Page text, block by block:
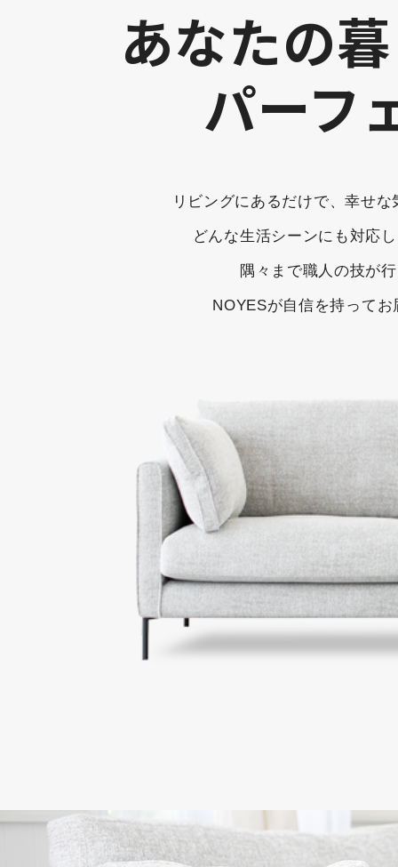
あなたの
パーフ
リビングにあるだけで、幸せ
どんな生活シーンにも対応
隅々まで職人の技が
NOYESが自信を持って